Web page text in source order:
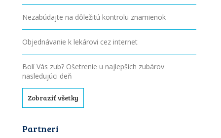
Nezabúdajte na dôležitú kontrolu znamienok
Objednávanie k lekárovi cez internet
Bolí Vás zub? Ošetrenie u najlepších zubárov
nasledujúci deň
Zobraziť všetky
Partneri